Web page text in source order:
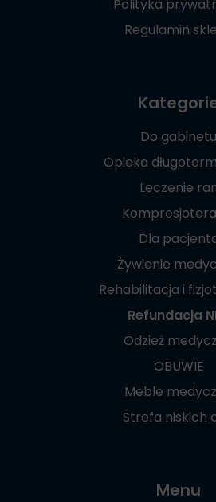
Polityka
Regulamin
Do gabinetu
Opieka
Leczenie
Dla
Żywienie
Rehabilitacja i
Refundacja
Odzież
OBUWIE
Meble
Strefa niskich
Menu